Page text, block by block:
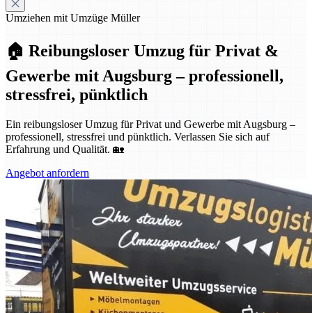
Umziehen mit Umzüge Müller
🏠 Reibungsloser Umzug für Privat &
Gewerbe mit Augsburg – professionell,
stressfrei, pünktlich
Ein reibungsloser Umzug für Privat und Gewerbe mit Augsburg –
professionell, stressfrei und pünktlich. Verlassen Sie sich auf
Erfahrung und Qualität. 🏡
Angebot anfordern